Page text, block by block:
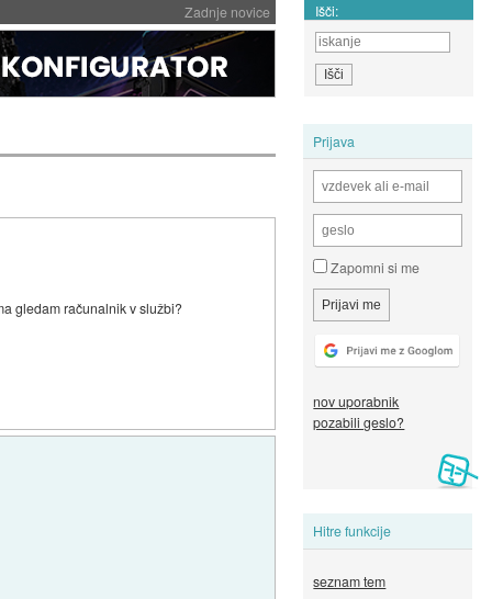
Zadnje novice Išči:
Prijava
Zapomni si me
nov uporabnik
pozabili geslo?
Hitre funkcije
seznam tem
gledam računalnik v službi?